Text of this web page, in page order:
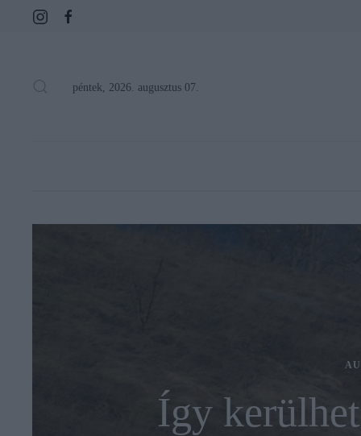
péntek, 2026. augusztus 07.
Így